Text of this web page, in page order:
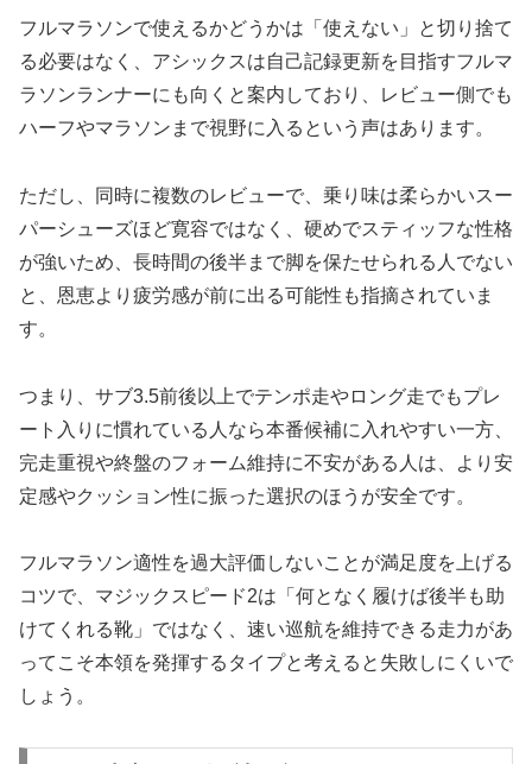
フルマラソンで使えるかどうかは「使えない」と切り捨て
る必要はなく、アシックスは自己記録更新を目指すフルマ
ラソンランナーにも向くと案内しており、レビュー側でも
ハーフやマラソンまで視野に入るという声はあります。
ただし、同時に複数のレビューで、乗り味は柔らかいスー
パーシューズほど寛容ではなく、硬めでスティッフな性格
が強いため、長時間の後半まで脚を保たせられる人でない
と、恩恵より疲労感が前に出る可能性も指摘されていま
す。
つまり、サブ3.5前後以上でテンポ走やロング走でもプレ
ート入りに慣れている人なら本番候補に入れやすい一方、
完走重視や終盤のフォーム維持に不安がある人は、より安
定感やクッション性に振った選択のほうが安全です。
フルマラソン適性を過大評価しないことが満足度を上げる
コツで、マジックスピード2は「何となく履けば後半も助
けてくれる靴」ではなく、速い巡航を維持できる走力があ
ってこそ本領を発揮するタイプと考えると失敗しにくいで
しょう。